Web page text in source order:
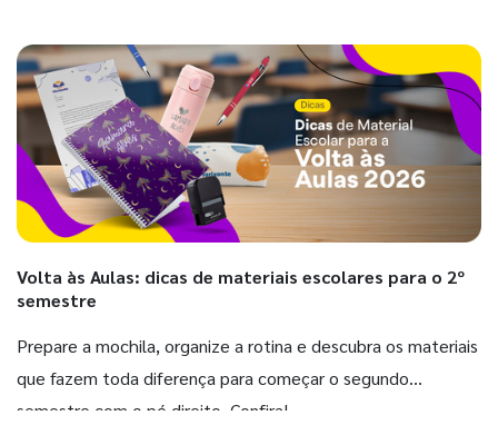
Volta às Aulas: dicas de materiais escolares para o 2º
semestre
Prepare a mochila, organize a rotina e descubra os materiais
que fazem toda diferença para começar o segundo
semestre com o pé direito. Confira!